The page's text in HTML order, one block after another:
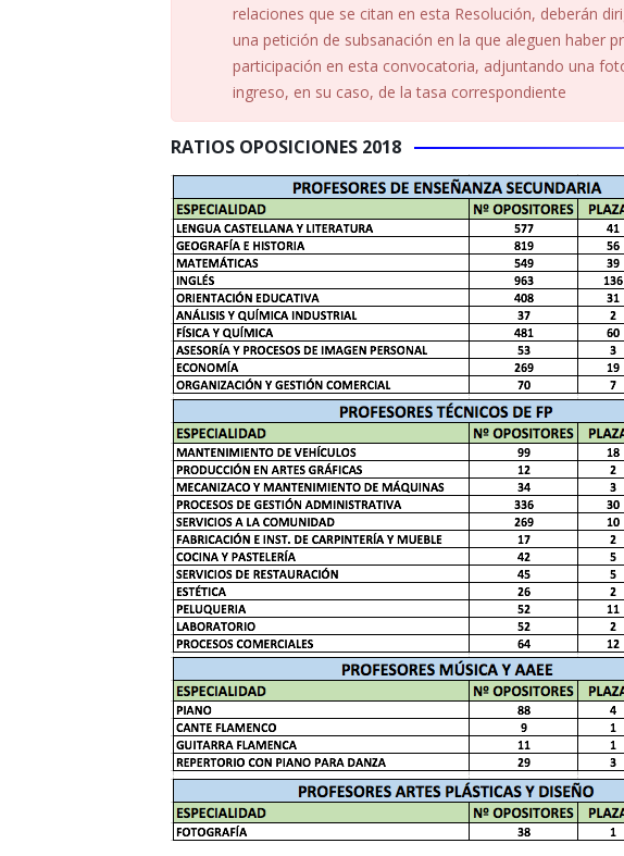
relaciones que se citan en esta Resolución, deberán
una petición de subsanación en la que aleguen haber
participación en esta convocatoria, adjuntando una
ingreso, en su caso, de la tasa correspondiente
RATIOS OPOSICIONES 2018